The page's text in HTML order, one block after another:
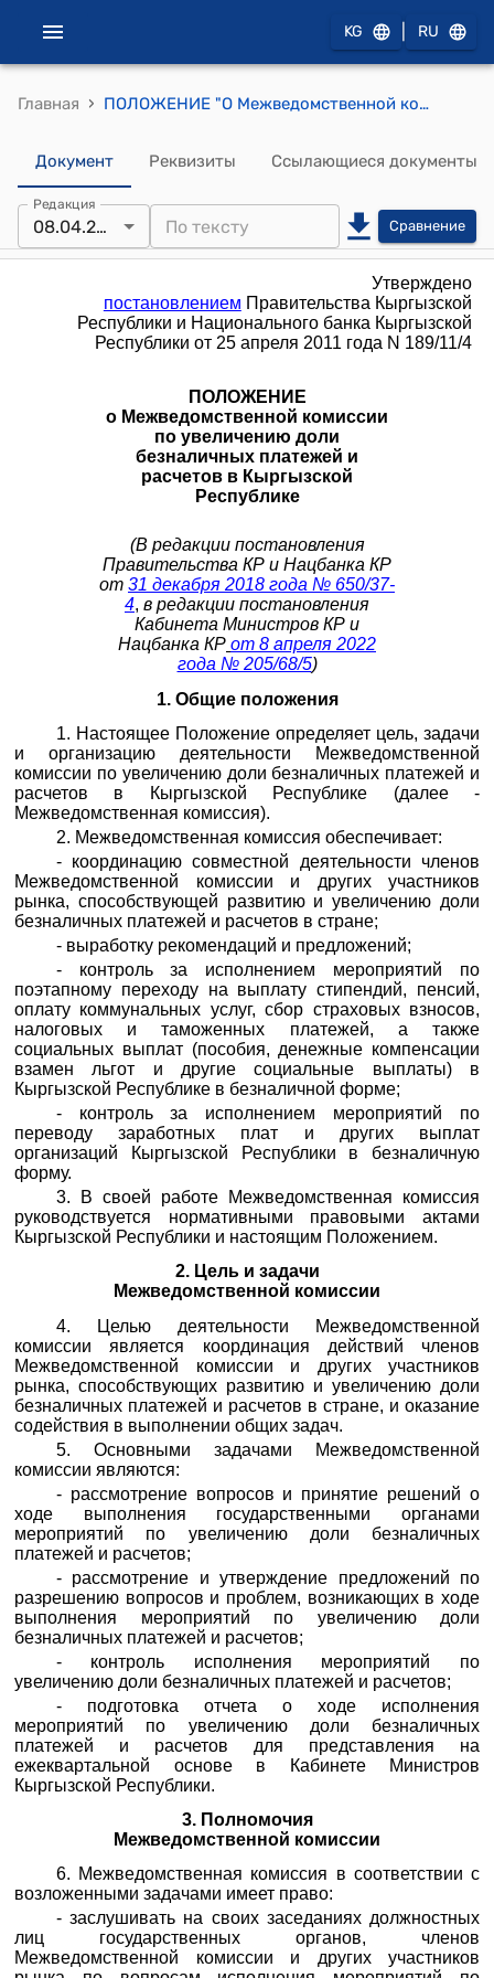
KG RU
Главная › ПОЛОЖЕНИЕ "О Межведомственной комиссии по увеличению доли безналичных платежей и расчетов в Кыргызской Республике" (Утверждено постановлением Правительства КР и Национального банка КР от 25 апреля 2011 года № 189/11/4)
Документ Реквизиты Ссылающиеся документы
Редакция
08.04.2022 Сравнение